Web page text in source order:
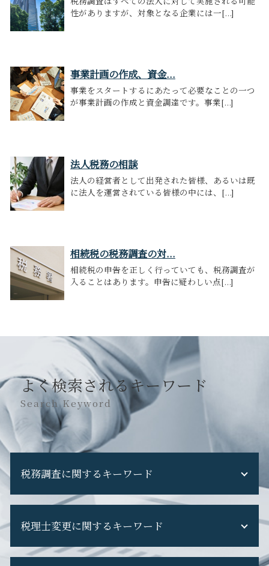
性がありますが、対象となる企業には一[...]
事業計画の作成、資金...
事業をスタートするにあたって必要なことの一つ
が事業計画の作成と資金調達です。事業[...]
法人税務の相談
法人の経営者として出発された皆様、あるいは既
に法人を運営されている皆様の中には、[...]
相続税の税務調査の対...
相続税の申告を正しく行っていても、税務調査が
入ることはあります。申告に疑わしい点[...]
よく検索されるキーワード
Search Keyword
税務調査に関するキーワード
税務調査 追徴課税
税務調査 流れ
税理士変更に関するキーワード